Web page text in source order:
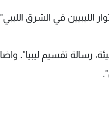
الليبيين في الشرق
رسالة تقسيم ليبيا".